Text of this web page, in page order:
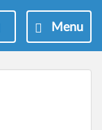
M
e
Menu